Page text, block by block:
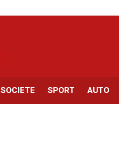
Tunisie-
SOCIETE SPORT AUTO